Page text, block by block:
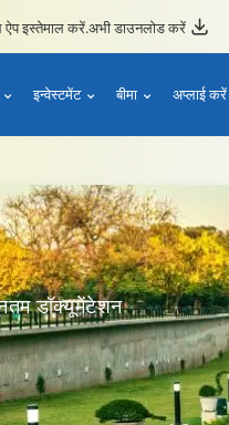
इस्तेमाल करें.अभी डाउनलोड करें
इन्वेस्टमेंट बीमा अप्लाई करें
डॉक्यूमेंटेशन